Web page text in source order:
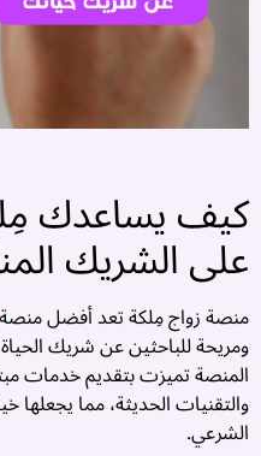
كيف يساعدك
على الشريك
منصة زواج مِلكة تعد أفضل منصة
ومريحة للباحثين عن شريك
المنصة تميزت بتقديم خدمات
والتقنيات الحديثة، مما يجعلها
الشرعي.